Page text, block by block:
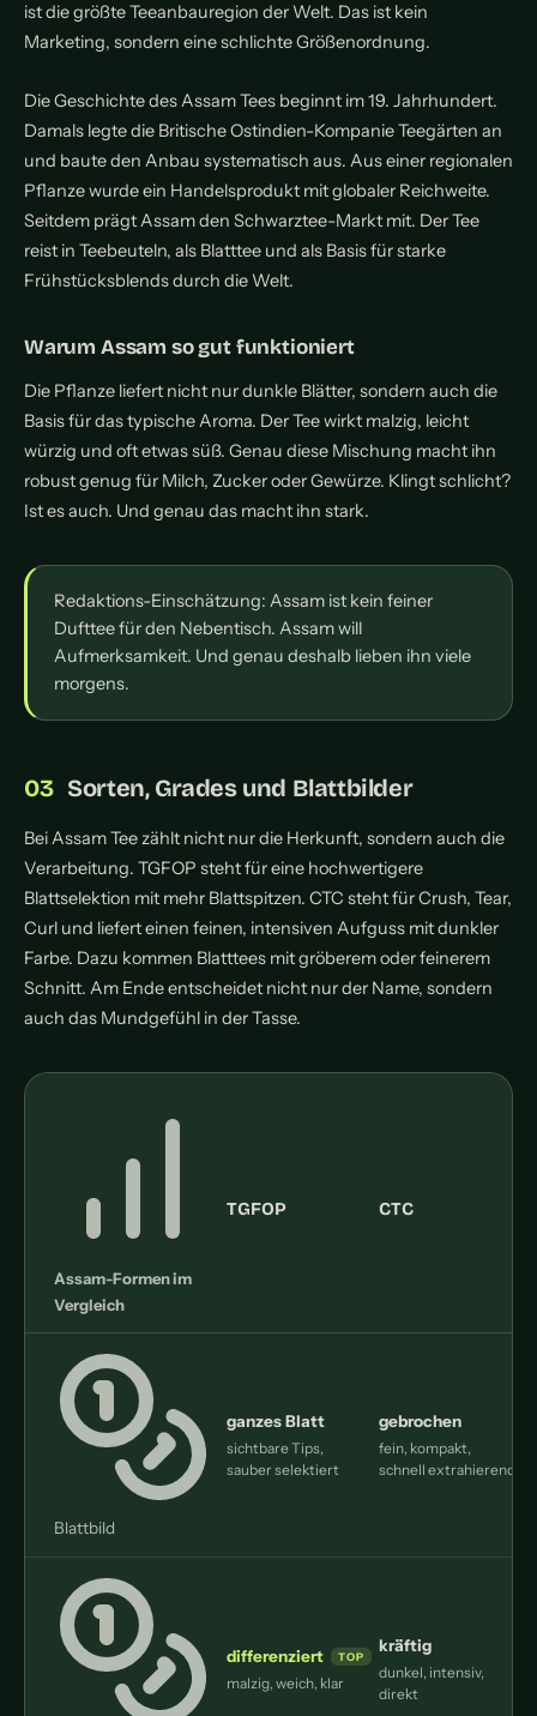
ist die größte Teeanbauregion der Welt. Das ist kein
Marketing, sondern eine schlichte Größenordnung.
Die Geschichte des Assam Tees beginnt im 19. Jahrhundert.
Damals legte die Britische Ostindien-Kompanie Teegärten an
und baute den Anbau systematisch aus. Aus einer regionalen
Pflanze wurde ein Handelsprodukt mit globaler Reichweite.
Seitdem prägt Assam den Schwarztee-Markt mit. Der Tee
reist in Teebeuteln, als Blatttee und als Basis für starke
Frühstücksblends durch die Welt.
Warum Assam so gut funktioniert
Die Pflanze liefert nicht nur dunkle Blätter, sondern auch die
Basis für das typische Aroma. Der Tee wirkt malzig, leicht
würzig und oft etwas süß. Genau diese Mischung macht ihn
robust genug für Milch, Zucker oder Gewürze. Klingt schlicht?
Ist es auch. Und genau das macht ihn stark.
Redaktions-Einschätzung: Assam ist kein feiner
Dufttee für den Nebentisch. Assam will
Aufmerksamkeit. Und genau deshalb lieben ihn viele
morgens.
Sorten, Grades und Blattbilder
Bei Assam Tee zählt nicht nur die Herkunft, sondern auch die
Verarbeitung. TGFOP steht für eine hochwertigere
Blattselektion mit mehr Blattspitzen. CTC steht für Crush, Tear,
Curl und liefert einen feinen, intensiven Aufguss mit dunkler
Farbe. Dazu kommen Blatttees mit gröberem oder feinerem
Schnitt. Am Ende entscheidet nicht nur der Name, sondern
auch das Mundgefühl in der Tasse.
Assam-Formen im
Vergleich
TGFOP CTC
Blattbild
ganzes Blatt
sichtbare Tips,
sauber selektiert
gebrochen
fein, kompakt,
schnell extrahierend
differenziert
malzig, weich, klar
kräftig
dunkel, intensiv,
direkt